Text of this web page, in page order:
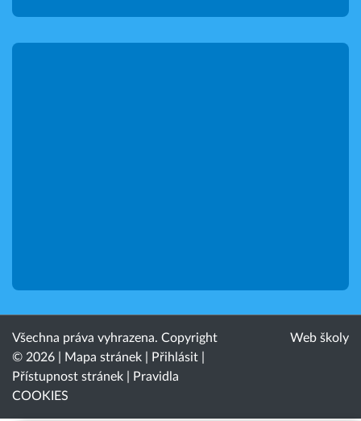
Všechna práva vyhrazena. Copyright
© 2026 |
Mapa stránek Přihlásit
Přístupnost stránek
Pravidla
COOKIES
Web školy